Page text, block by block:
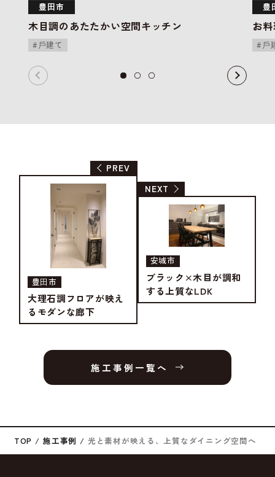
豊⽥市
木目調のあたたかい空間キッチン
⼾建て
豊
お
⼾
PREV
豊⽥市
大理石調フロアが映え
るモダンな廊下
NEXT
安城市
ブラック×木目が調和
する上質なLDK
施工事例一覧へ
TOP 施工事例 光と素材が映える、上質なダイニング空間へ